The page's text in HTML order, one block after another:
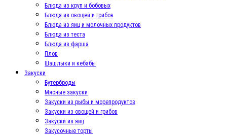
Блюда из круп и бобовых
Блюда из овощей и грибов
Блюда из яиц и молочных продуктов
Блюда из теста
Блюда из фарша
Плов
Шашлыки и кебабы
Закуски
Бутерброды
Мясные закуски
Закуски из рыбы и морепродуктов
Закуски из овощей и грибов
Закуски из яиц
Закусочные торты